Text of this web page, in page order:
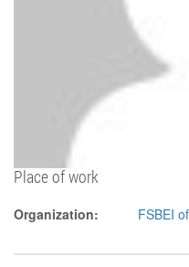
Place of work
Organization: FSBEI